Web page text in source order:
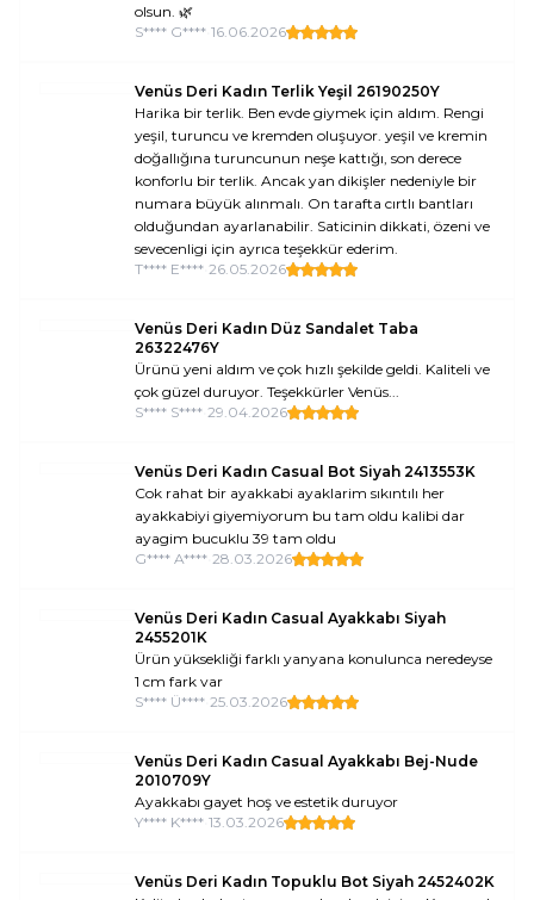
olsun. 🌿
S**** G**** 16.06.2026
Venüs Deri Kadın Terlik Yeşil 26190250Y
Harika bir terlik. Ben evde giymek için aldım. Rengi
yeşil, turuncu ve kremden oluşuyor. yeşil ve kremin
doğallığına turuncunun neşe kattığı, son derece
konforlu bir terlik. Ancak yan dikişler nedeniyle bir
numara büyük alınmalı. On tarafta cırtlı bantları
olduğundan ayarlanabilir. Saticinin dikkati, özeni ve
sevecenligi için ayrıca teşekkür ederim.
T**** E**** 26.05.2026
Venüs Deri Kadın Düz Sandalet Taba
26322476Y
Ürünü yeni aldım ve çok hızlı şekilde geldi. Kaliteli ve
çok güzel duruyor. Teşekkürler Venüs...
S**** S**** 29.04.2026
Venüs Deri Kadın Casual Bot Siyah 2413553K
Cok rahat bir ayakkabi ayaklarim sıkıntılı her
ayakkabiyi giyemiyorum bu tam oldu kalibi dar
ayagim bucuklu 39 tam oldu
G**** A**** 28.03.2026
Venüs Deri Kadın Casual Ayakkabı Siyah
2455201K
Ürün yüksekliği farklı yanyana konulunca neredeyse
1 cm fark var
S**** Ü**** 25.03.2026
Venüs Deri Kadın Casual Ayakkabı Bej-Nude
2010709Y
Ayakkabı gayet hoş ve estetik duruyor
Y**** K**** 13.03.2026
Venüs Deri Kadın Topuklu Bot Siyah 2452402K